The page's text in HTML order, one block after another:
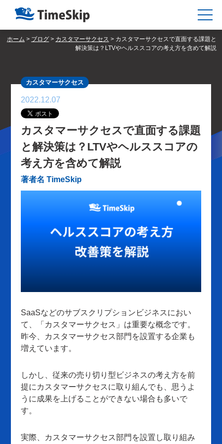
ホーム > ブログ> カスタマーサクセス > カスタマーサクセスで直面する課題と
解決策は？LTVやヘルススコアの考え方を含めて解説
カスタマーサクセス
2022.12.07
カスタマーサクセスで直面する課題
と解決策は？LTVやヘルススコアの
考え方を含めて解説
著者名 TimeSkip
SaaSなどのサブスクリプションビジネスにおい
て、「カスタマーサクセス」は重要な概念です。
昨今、カスタマーサクセス部門を設置する企業も
増えています。
しかし、従来の売り切り型ビジネスの考え方を前
提にカスタマーサクセスに取り組んでも、思うよ
うに成果を上げることができない場合も多いで
す。
実際、カスタマーサクセス部門を設置し取り組み